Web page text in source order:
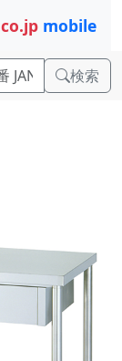
mobile
検索